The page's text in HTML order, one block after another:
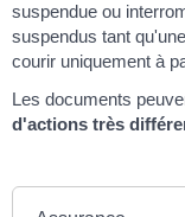
suspendue ou
suspendus tant
courir uniquement à
Les documents
d'actions très